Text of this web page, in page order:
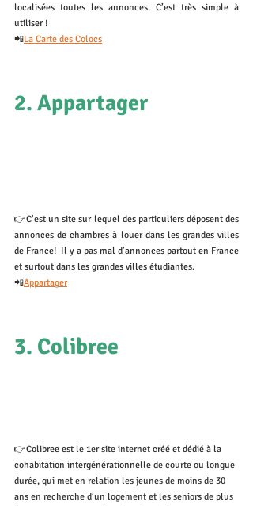
localisées toutes les annonces. C’est très simple à
utiliser !
📲La Carte des Colocs
2. Appartager
👉C'est un site sur lequel des particuliers déposent des
annonces de chambres à louer dans les grandes villes
de France!  Il y a pas mal d’annonces partout en France
et surtout dans les grandes villes étudiantes.
📲Appartager
3. Colibree
👉Colibree est le 1er site internet créé et dédié à la
cohabitation intergénérationnelle de courte ou longue
durée, qui met en relation les jeunes de moins de 30
ans en recherche d’un logement et les seniors de plus